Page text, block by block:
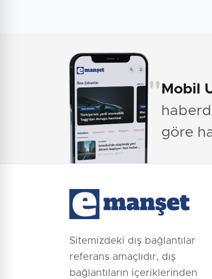
" Mobil
göre
Sitemizdeki dış bağlantılar
referans amaçlıdır, dış
bağlantıların içeriklerinden